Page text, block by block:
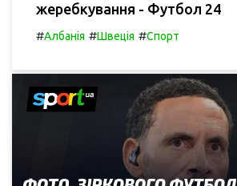
жеребкування - Футбол 24
#Албанія #Швеція #Спорт